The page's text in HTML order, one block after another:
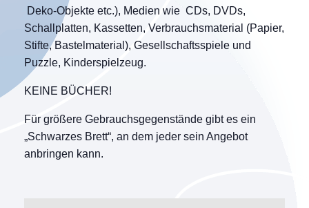
Deko-Objekte etc.), Medien wie CDs, DVDs,
Schallplatten, Kassetten, Verbrauchsmaterial (Papier,
Stifte, Bastelmaterial), Gesellschaftsspiele und
Puzzle, Kinderspielzeug.
KEINE BÜCHER!
Für größere Gebrauchsgegenstände gibt es ein
„Schwarzes Brett“, an dem jeder sein Angebot
anbringen kann.